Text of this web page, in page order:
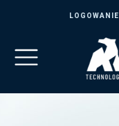
LOGOWANIE